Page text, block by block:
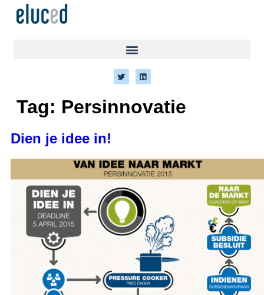
Tag: Persinnovatie
Dien je idee in!